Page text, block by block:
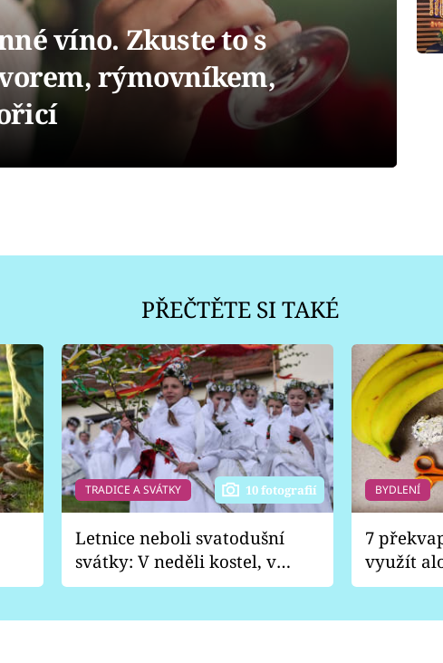
víno. Zkuste to s
rýmovníkem,
PŘEČTĚTE SI TAKÉ
TRADICE A SVÁTKY 10 fotografií
Letnice neboli svatodušní
svátky: V neděli kostel, v
pondělí zábava
BYDLENÍ
7
využít